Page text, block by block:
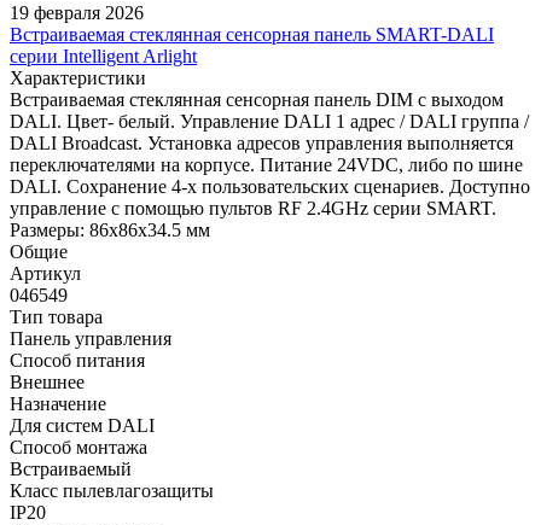
19 февраля 2026
Встраиваемая стеклянная сенсорная панель SMART-DALI
серии Intelligent Arlight
Характеристики
Встраиваемая стеклянная сенсорная панель DIM с выходом
DALI. Цвет- белый. Управление DALI 1 адрес / DALI группа /
DALI Broadcast. Установка адресов управления выполняется
переключателями на корпусе. Питание 24VDC, либо по шине
DALI. Сохранение 4-х пользовательских сценариев. Доступно
управление с помощью пультов RF 2.4GHz серии SMART.
Размеры: 86x86x34.5 мм
Общие
Артикул
046549
Тип товара
Панель управления
Способ питания
Внешнее
Назначение
Для систем DALI
Способ монтажа
Встраиваемый
Класс пылевлагозащиты
IP20